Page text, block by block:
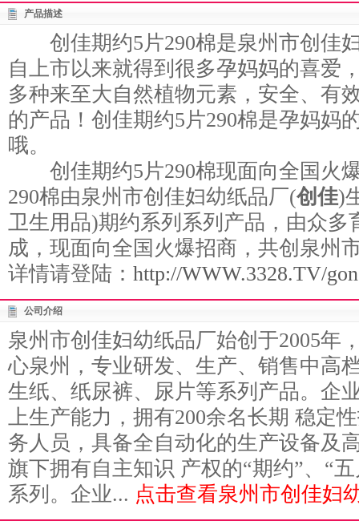
产品描述
创佳期约5片290棉是泉州市创佳
自上市以来就得到很多孕妈妈的喜爱
多种来至大自然植物元素，安全、有
的产品！创佳期约5片290棉是孕妈妈
哦。
创佳期约5片290棉现面向全国火
290棉由泉州市创佳妇幼纸品厂(创佳)
卫生用品)期约系列系列产品，由众多
成，现面向全国火爆招商，共创泉州
详情请登陆： http://WWW.3328.TV/
公司介绍
泉州市创佳妇幼纸品厂始创于2005年
心泉州，专业研发、生产、销售中高
生纸、纸尿裤、尿片等系列产品。企
上生产能力，拥有200余名长期 稳定
务人员，具备全自动化的生产设备及
旗下拥有自主知识 产权的“期约”、“
系列。企业... 点击查看泉州市创佳妇